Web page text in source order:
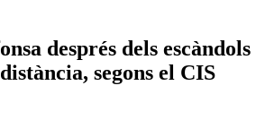
després dels escàndols
segons el CIS